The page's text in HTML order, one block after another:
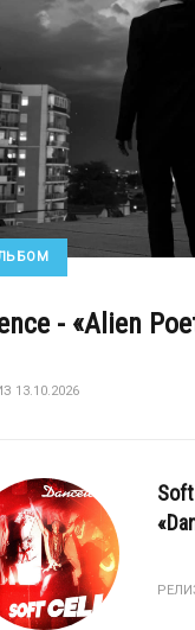
- «Alien
13.10.2026